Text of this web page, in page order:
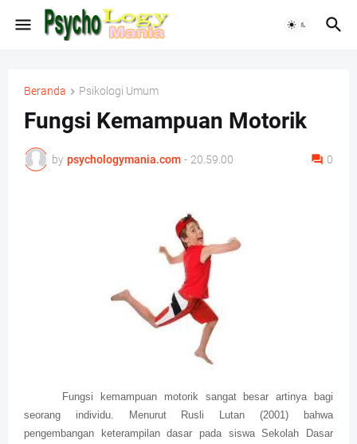
Beranda Psikologi Umum
Fungsi Kemampuan Motorik
by psychologymania.com - 20.59.00 0
Fungsi kemampuan motorik sangat besar artinya bagi
seorang individu. Menurut Rusli Lutan (2001) bahwa
pengembangan keterampilan dasar pada siswa Sekolah Dasar